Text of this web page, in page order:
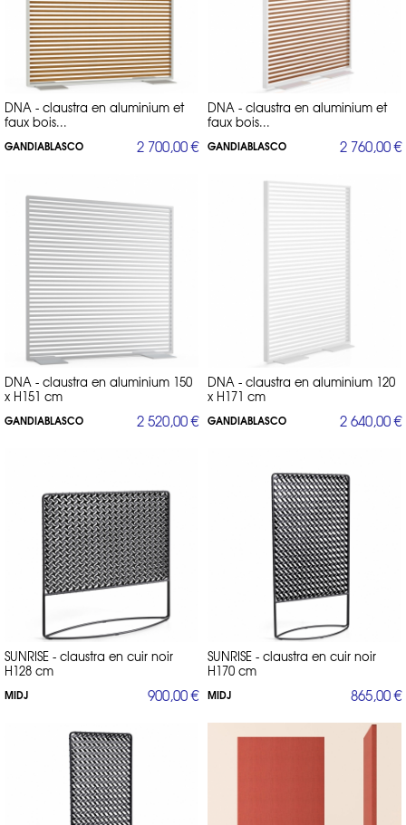
DNA - claustra en aluminium et
faux bois...
GANDIABLASCO 2 700,00 €
DNA - claustra en aluminium et
faux bois...
GANDIABLASCO 2 760,00 €
DNA - claustra en aluminium 150
x H151 cm
GANDIABLASCO 2 520,00 €
DNA - claustra en aluminium 120
x H171 cm
GANDIABLASCO 2 640,00 €
SUNRISE - claustra en cuir noir
H128 cm
MIDJ 900,00 €
SUNRISE - claustra en cuir noir
H170 cm
MIDJ 865,00 €